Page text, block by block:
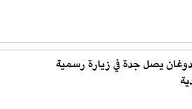
يصل جدة في زيارة رسمية